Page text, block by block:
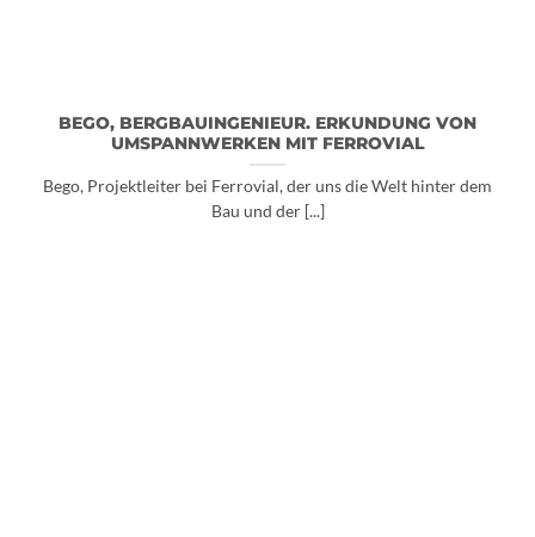
BEGO, BERGBAUINGENIEUR. ERKUNDUNG VON
UMSPANNWERKEN MIT FERROVIAL
Bego, Projektleiter bei Ferrovial, der uns die Welt hinter dem
Bau und der [...]